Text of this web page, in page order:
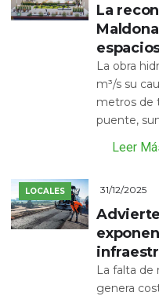
La
La obra
m³/s su
metros de
puente,
Leer
LOCALES 31/12/2025
La falta de
genera